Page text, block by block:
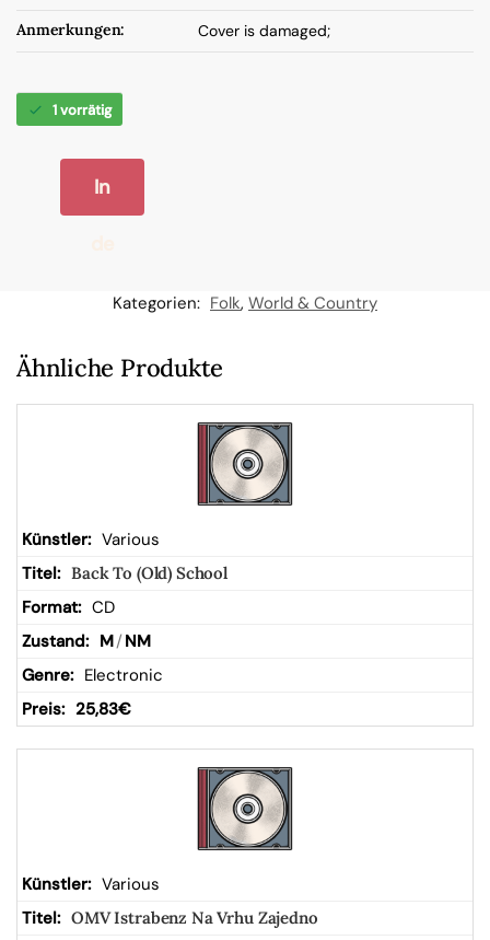
Anmerkungen: Cover is damaged;
1 vorrätig
In
W
kor
b
Kategorien: Folk, World & Country
Ähnliche Produkte
Various
Back To (Old) School
CD
M/ NM
Electronic
25,83€
Various
OMV Istrabenz Na Vrhu Zajedno